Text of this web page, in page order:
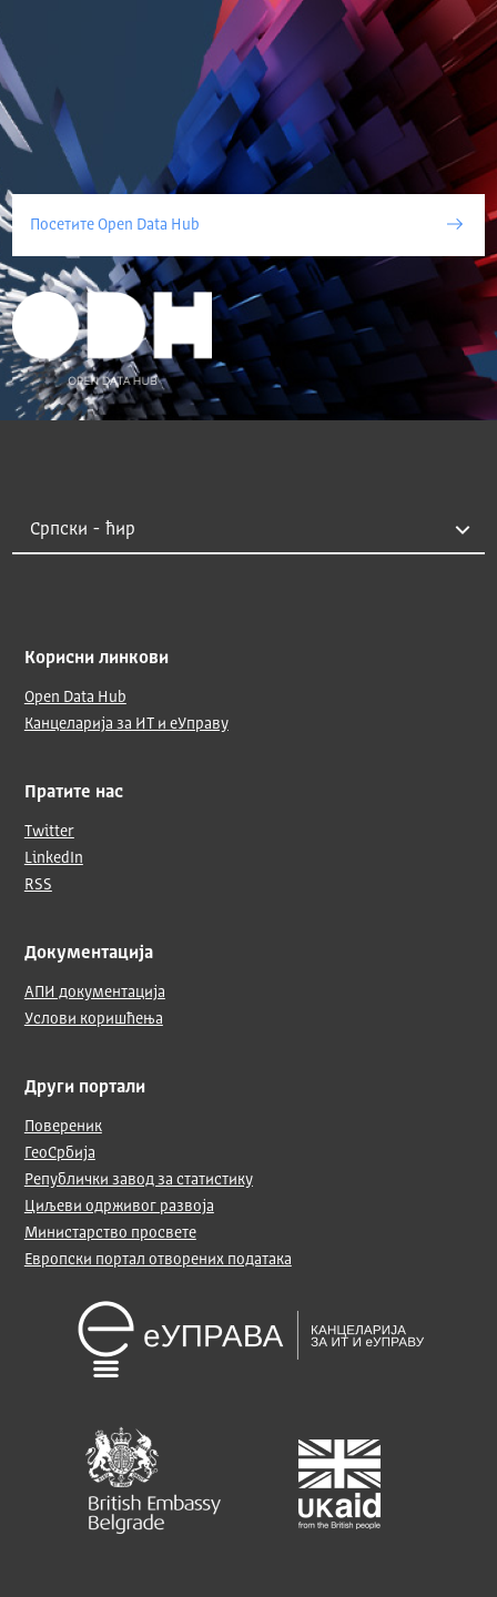
Посетите Open Data Hub
Корисни линкови
Open Data Hub
Канцеларија за ИТ и еУправу
Пратите нас
Twitter
LinkedIn
RSS
Документација
АПИ документација
Услови коришћења
Други портали
Повереник
ГеоСрбија
Републички завод за статистику
Циљеви одрживог развоја
Министарство просвете
Европски портал отворених података